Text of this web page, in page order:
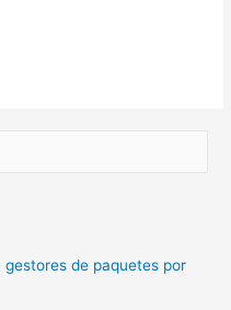
gestores de paquetes por